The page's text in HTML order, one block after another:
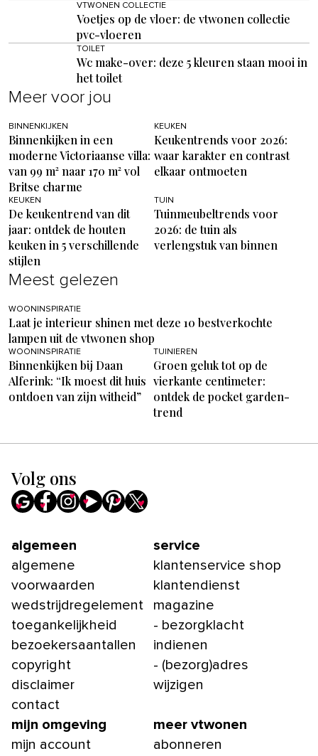
VTWONEN COLLECTIE
Voetjes op de vloer: de vtwonen collectie
pvc-vloeren
TOILET
Wc make-over: deze 5 kleuren staan mooi in
het toilet
Meer voor jou
BINNENKIJKEN
Binnenkijken in een
moderne Victoriaanse villa:
van 99 m² naar 170 m² vol
Britse charme
KEUKEN
Keukentrends voor 2026:
waar karakter en contrast
elkaar ontmoeten
KEUKEN
De keukentrend van dit
jaar: ontdek de houten
keuken in 5 verschillende
stijlen
TUIN
Tuinmeubeltrends voor
2026: de tuin als
verlengstuk van binnen
Meest gelezen
WOONINSPIRATIE
Laat je interieur shinen met deze 10 bestverkochte
lampen uit de vtwonen shop
WOONINSPIRATIE
Binnenkijken bij Daan
Alferink: “Ik moest dit huis
ontdoen van zijn witheid”
TUINIEREN
Groen geluk tot op de
vierkante centimeter:
ontdek de pocket garden-
trend
Volg ons
algemeen
algemene
voorwaarden
wedstrijdregelement
toegankelijkheid
bezoekersaantallen
copyright
disclaimer
contact
service
klantenservice shop
klantendienst
magazine
- bezorgklacht
indienen
- (bezorg)adres
wijzigen
mijn omgeving
mijn account
meer vtwonen
abonneren